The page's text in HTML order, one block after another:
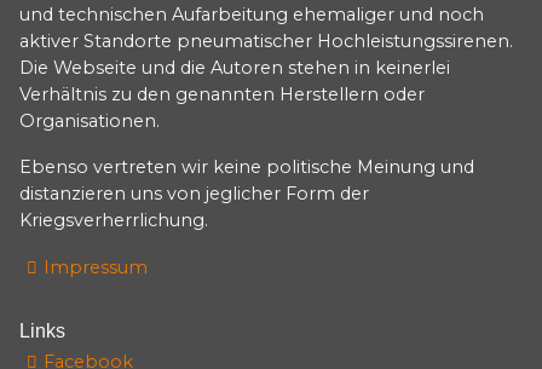
und technischen Aufarbeitung ehemaliger und noch
aktiver Standorte pneumatischer Hochleistungssirenen.
Die Webseite und die Autoren stehen in keinerlei
Verhältnis zu den genannten Herstellern oder
Organisationen.
Ebenso vertreten wir keine politische Meinung und
distanzieren uns von jeglicher Form der
Kriegsverherrlichung.
Impressum
Links
Facebook